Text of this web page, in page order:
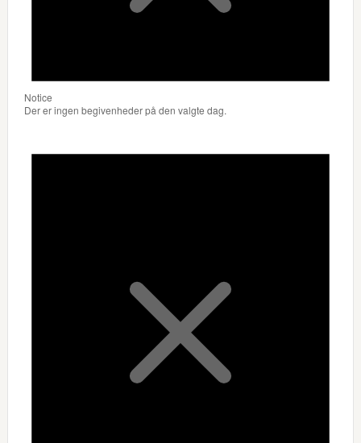
Notice
Der er ingen begivenheder på den valgte dag.